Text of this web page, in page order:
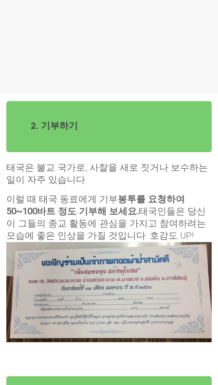
2. 기부하기
태국은 불교 국가로, 사찰을 새로 짓거나 보수하는
일이 자주 있습니다.
이럴 때 태국 동료에게 기부봉투를 요청하여
50~100바트 정도 기부해 보세요.태국인들은 당신
이 그들의 종교 활동에 관심을 가지고 참여하려는
모습에 좋은 인상을 가질 것입니다. 호감도 UP!